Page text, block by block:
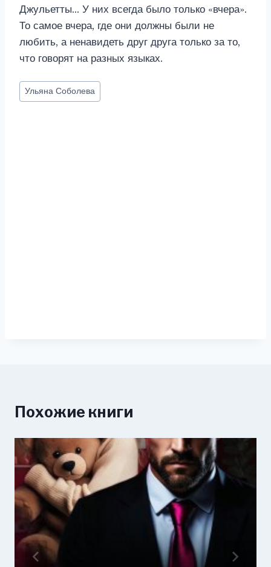
Джульетты… У них всегда было только «вчера».
То самое вчера, где они должны были не
любить, а ненавидеть друг друга только за то,
что говорят на разных языках.
Метки
записи:
Ульяна Соболева
Похожие книги